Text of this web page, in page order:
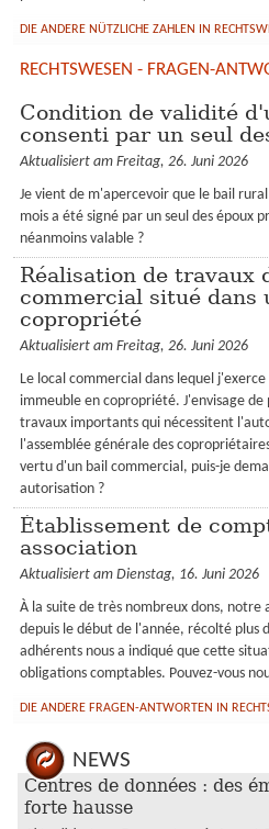
DIE ANDERE NÜTZLICHE ZAHLEN IN
RECHTSWESEN - FRAGEN-
Condition de validité
consenti par un seul
Aktualisiert am Freitag, 26. Juni 2026
Je vient de m'apercevoir que le bail
mois a été signé par un seul des époux
néanmoins valable ?
Réalisation de travaux
commercial situé dans
copropriété
Aktualisiert am Freitag, 26. Juni 2026
Le local commercial dans lequel
immeuble en copropriété. J'envisage de
travaux importants qui nécessitent
l'assemblée générale des
vertu d'un bail commercial, puis-je
autorisation ?
Établissement de
association
Aktualisiert am Dienstag, 16. Juni 2026
À la suite de très nombreux dons,
depuis le début de l'année, récolté plus
adhérents nous a indiqué que cette
obligations comptables. Pouvez-vous
DIE ANDERE FRAGEN-ANTWORTEN IN
NEWS
Centres de données : des
forte hausse